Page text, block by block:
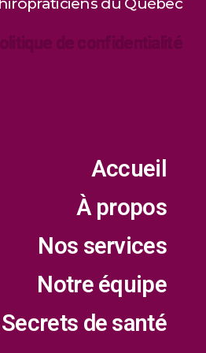
de confidentialité
Accueil
À propos
Nos services
Notre équipe
Secrets de santé